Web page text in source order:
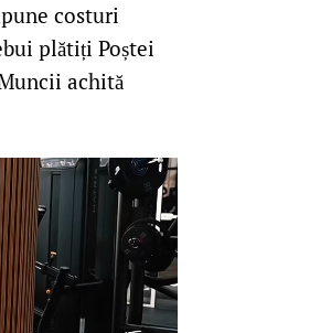
costuri
plătiți Poștei
achită